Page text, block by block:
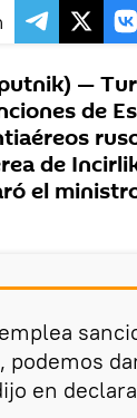
—
de
de
el
podemos
en